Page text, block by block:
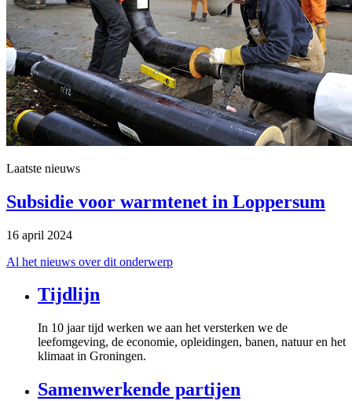
Laatste nieuws
Subsidie voor warmtenet in Loppersum
16 april 2024
Al het nieuws over dit onderwerp
Tijdlijn
In 10 jaar tijd werken we aan het versterken we de
leefomgeving, de economie, opleidingen, banen, natuur en het
klimaat in Groningen.
Samenwerkende partijen